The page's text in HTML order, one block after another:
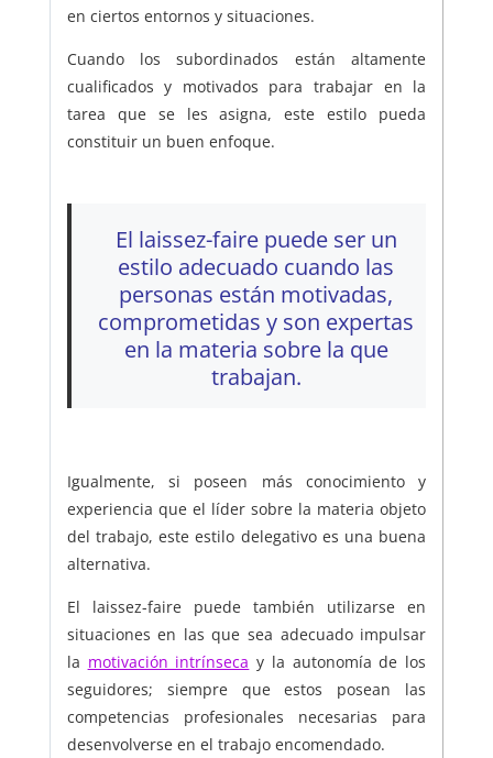
en ciertos entornos y situaciones.
Cuando los subordinados están altamente
cualificados y motivados para trabajar en la
tarea que se les asigna, este estilo pueda
constituir un buen enfoque.
El laissez-faire puede ser un
estilo adecuado cuando las
personas están motivadas,
comprometidas y son expertas
en la materia sobre la que
trabajan.
Igualmente, si poseen más conocimiento y
experiencia que el líder sobre la materia objeto
del trabajo, este estilo delegativo es una buena
alternativa.
El laissez-faire puede también utilizarse en
situaciones en las que sea adecuado impulsar
la motivación intrínseca y la autonomía de los
seguidores; siempre que estos posean las
competencias profesionales necesarias para
desenvolverse en el trabajo encomendado.